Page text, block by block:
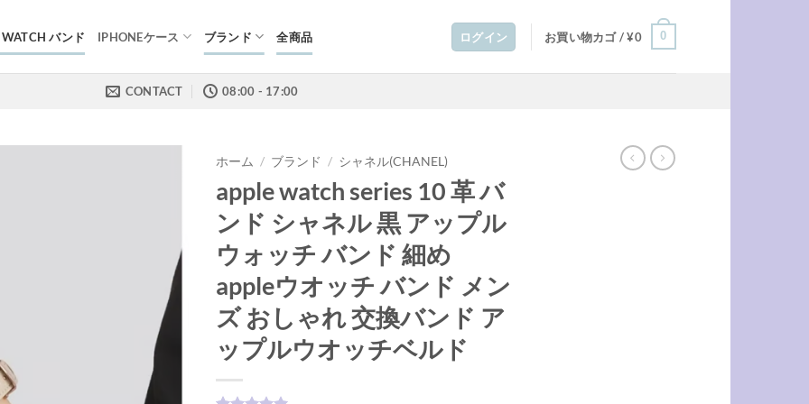
WATCH バンド IPHONEケース ブランド 全商品 ログイン お買い物カゴ /¥0 0
CONTACT 08:00 - 17:00
ホーム / ブランド / シャネル(CHANEL)
apple watch series 10 革 バ
ンド シャネル 黒 アップル
ウォッチ バンド 細め
appleウオッチ バンド メン
ズ おしゃれ 交換バンド ア
ップルウオッチベルド